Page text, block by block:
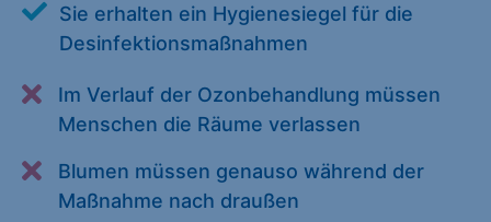
Sie erhalten ein Hygienesiegel für die
Desinfektionsmaßnahmen
Im Verlauf der Ozonbehandlung müssen
Menschen die Räume verlassen
Blumen müssen genauso während der
Maßnahme nach draußen
Alle akzeptieren Speichern
Essenziell (1)
Essenzielle Cookies ermöglichen grundlegende Funktionen und
sind für die einwandfreie Funktion der Website erforderlich.